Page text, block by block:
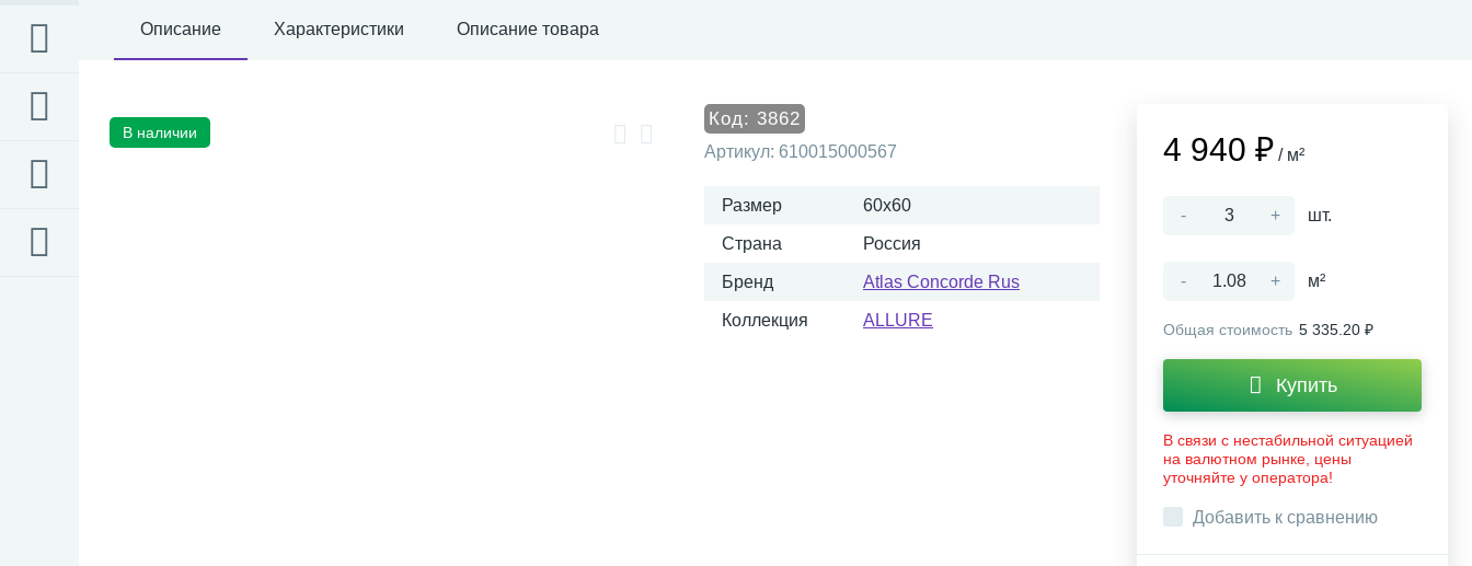
Описание Характеристики Описание товара
В наличии
Код: 3862
Артикул: 610015000567
Размер 60x60
Страна Россия
Бренд Atlas Concorde Rus
Коллекция ALLURE
4 940 ₽ / м²
- + шт.
- + м²
Общая стоимость 5 335.20 ₽
Купить
В связи с нестабильной ситуацией
на валютном рынке, цены
уточняйте у оператора!
Добавить к сравнению